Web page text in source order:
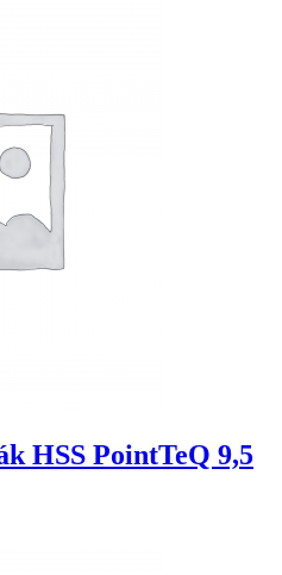
HSS PointTeQ 9,5